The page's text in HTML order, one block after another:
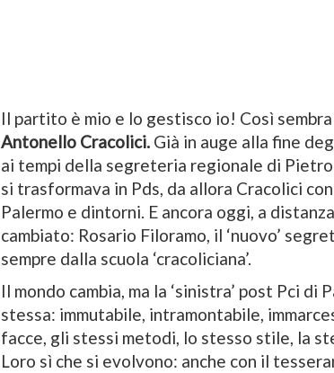
Il partito è mio e lo gestisco io! Così
Antonello Cracolici. Già in auge alla fine
ai tempi della segreteria regionale di
si trasformava in Pds, da allora Cracolici
Palermo e dintorni. E ancora oggi, a
cambiato: Rosario Filoramo, il ‘nuovo’
sempre dalla scuola ‘cracoliciana’.
Il mondo cambia, ma la ‘sinistra’ post Pci di
stessa: immutabile, intramontabile,
facce, gli stessi metodi, lo stesso stile, la
Loro sì che si evolvono: anche con il